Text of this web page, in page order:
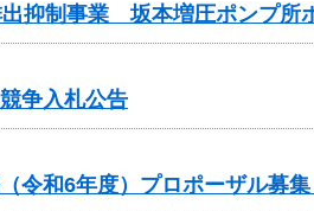
出抑制事業 坂本増圧ポンプ所
争入札公告
令和6年度）プロポーザル募集